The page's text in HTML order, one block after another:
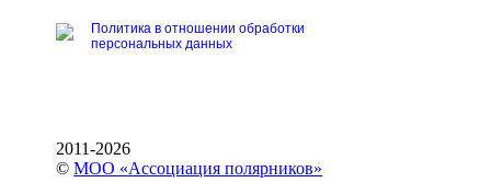
Политика в отношении обработки
персональных данных
2011-2026
©МОО «Ассоциация полярников»